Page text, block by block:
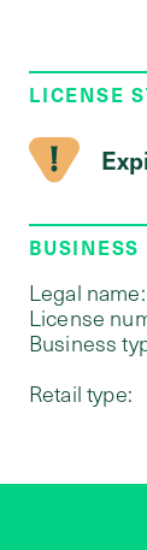
LICENSE
Legal name:
License
Business
Retail type: